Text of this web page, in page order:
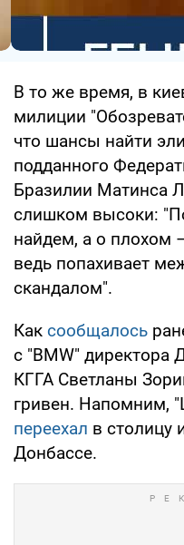
В то же время, в
милиции
что шансы найти
подданного
Бразилии Матинса
слишком высоки:
найдем, а о плохом
ведь попахивает
скандалом".
Как сообщалось
с "BMW" директора
КГГА Светланы
гривен. Напомним,
переехал в столицу
Донбассе.